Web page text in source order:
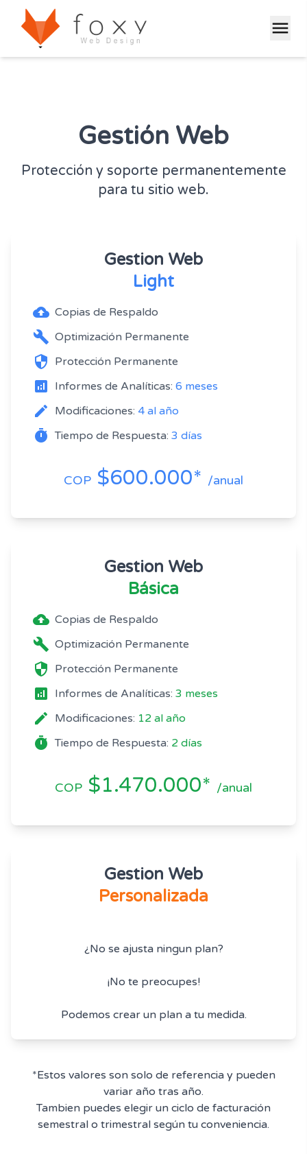
menu
Gestión Web
Protección y soporte permanentemente
para tu sitio web.
Gestion Web
Light
backup Copias de Respaldo
build Optimización Permanente
security Protección Permanente
analytics Informes de Analíticas: 6 meses
edit Modificaciones: 4 al año
timer Tiempo de Respuesta: 3 días
COP $600.000* /anual
Gestion Web
Básica
backup Copias de Respaldo
build Optimización Permanente
security Protección Permanente
analytics Informes de Analíticas: 3 meses
edit Modificaciones: 12 al año
timer Tiempo de Respuesta: 2 días
COP $1.470.000* /anual
Gestion Web
Personalizada
¿No se ajusta ningun plan?
¡No te preocupes!
Podemos crear un plan a tu medida.
*Estos valores son solo de referencia y pueden
variar año tras año.
Tambien puedes elegir un ciclo de facturación
semestral o trimestral según tu conveniencia.